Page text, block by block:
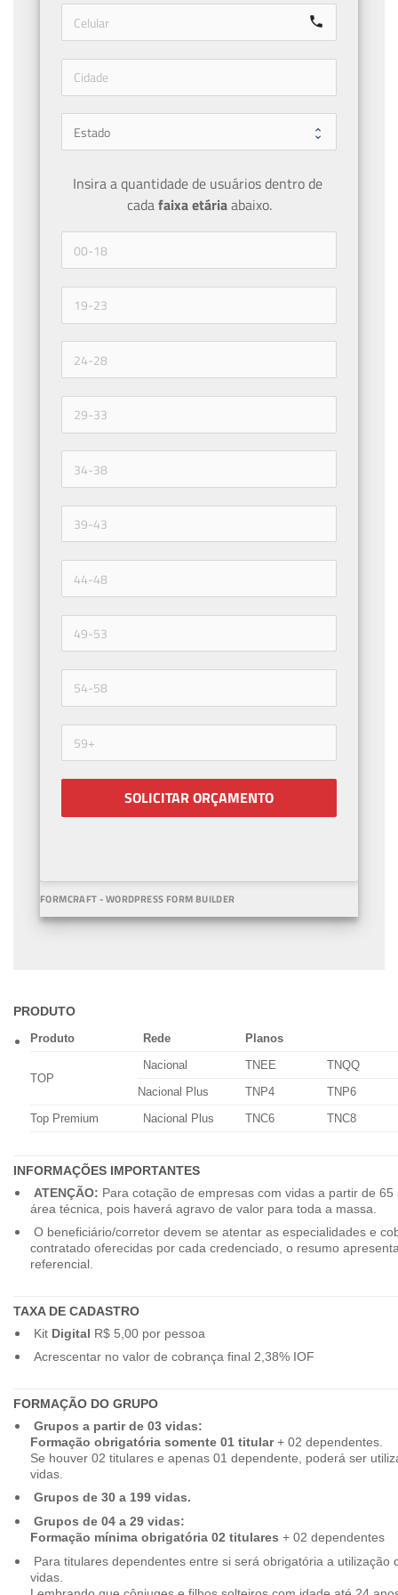
call
Insira a quantidade de usuários dentro de
cada faixa etária abaixo.
SOLICITAR ORÇAMENTO
FORMCRAFT - WORDPRESS FORM BUILDER
PRODUTO
Produto Rede Planos
TOP
Nacional TNEE
TNQQ
Nacional Plus
TNP4
TNP6
Top Premium
Nacional Plus TNC6 TNC8
INFORMAÇÕES IMPORTANTES
ATENÇÃO: Para cotação de empresas com vidas a partir de
área técnica, pois haverá agravo de valor para toda a massa.
O beneficiário/corretor devem se atentar as especialidades e
contratado oferecidas por cada credenciado, o resumo
referencial.
TAXA DE CADASTRO
Kit Digital R$ 5,00 por pessoa
Acrescentar no valor de cobrança final 2,38% IOF
FORMAÇÃO DO GRUPO
Grupos a partir de 03 vidas:
Formação obrigatória somente 01 titular+ 02 dependentes.
Se houver 02 titulares e apenas 01 dependente, poderá ser
vidas.
Grupos de 30 a 199 vidas.
Grupos de 04 a 29 vidas:
Formação mínima obrigatória 02 titulares + 02 dependentes
Para titulares dependentes entre si será obrigatória a utilização
vidas.